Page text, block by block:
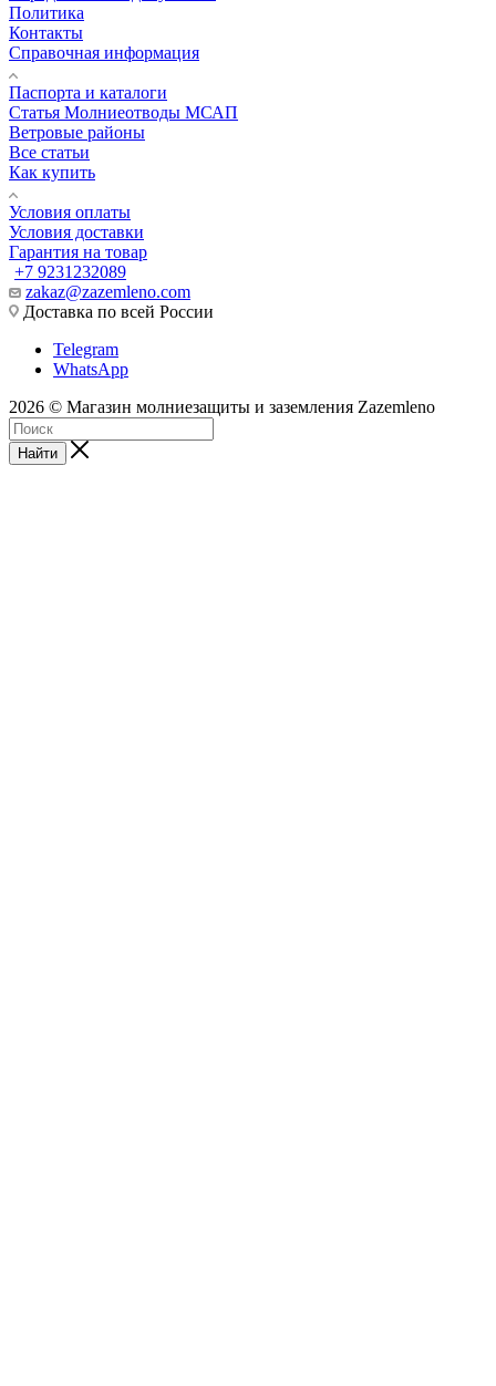
Политика
Контакты
Справочная информация
Паспорта и каталоги
Статья Молниеотводы МСАП
Ветровые районы
Все статьи
Как купить
Условия оплаты
Условия доставки
Гарантия на товар
+7 9231232089
zakaz@zazemleno.com
Доставка по всей России
Telegram
WhatsApp
2026 © Магазин молниезащиты и заземления Zazemleno
Найти